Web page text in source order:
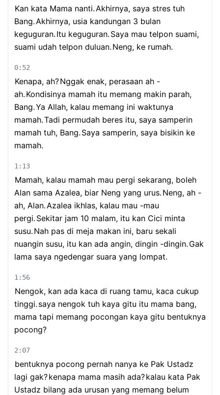
Kan kata Mama nanti.Akhirnya, saya stres tuh
Bang.Akhirnya, usia kandungan 3 bulan
keguguran. Itu keguguran. Saya mau telpon suami,
suami udah telpon duluan. Neng, ke rumah.
0:52
Kenapa, ah?Nggak enak, perasaan ah -
ah. Kondisinya mamah itu memang makin parah,
Bang.Ya Allah, kalau memang ini waktunya
mamah.Tadi permudah beres itu, saya samperin
mamah tuh, Bang. Saya samperin, saya bisikin ke
mamah.
1:13
Mamah, kalau mamah mau pergi sekarang, boleh
Alan sama Azalea, biar Neng yang urus. Neng, ah -
ah, Alan.Azalea ikhlas, kalau mau -mau
pergi. Sekitar jam 10 malam, itu kan Cici minta
susu. Nah pas di meja makan ini, baru sekali
nuangin susu, itu kan ada angin, dingin -dingin. Gak
lama saya ngedengar suara yang lompat.
1:56
Nengok, kan ada kaca di ruang tamu, kaca cukup
tinggi. saya nengok tuh kaya gitu itu mama bang,
mama tapi memang pocongan kaya gitu bentuknya
pocong?
2:07
bentuknya pocong pernah nanya ke Pak Ustadz
lagi gak?kenapa mama masih ada?kalau kata Pak
Ustadz bilang ada urusan yang memang belum